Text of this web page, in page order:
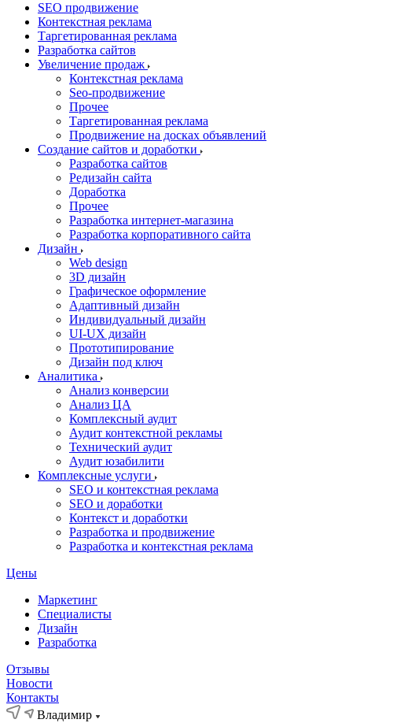
SEO продвижение
Контекстная реклама
Таргетированная реклама
Разработка сайтов
Увеличение продаж
Контекстная реклама
Seo-продвижение
Прочее
Таргетированная реклама
Продвижение на досках объявлений
Создание сайтов и доработки
Разработка сайтов
Редизайн сайта
Доработка
Прочее
Разработка интернет-магазина
Разработка корпоративного сайта
Дизайн
Web design
3D дизайн
Графическое оформление
Адаптивный дизайн
Индивидуальный дизайн
UI‑UX дизайн
Прототипирование
Дизайн под ключ
Аналитика
Анализ конверсии
Анализ ЦА
Комплексный аудит
Аудит контекстной рекламы
Технический аудит
Аудит юзабилити
Комплексные услуги
SEO и контекстная реклама
SEO и доработки
Контекст и доработки
Разработка и продвижение
Разработка и контекстная реклама
Цены
Маркетинг
Специалисты
Дизайн
Разработка
Отзывы
Новости
Контакты
Владимир